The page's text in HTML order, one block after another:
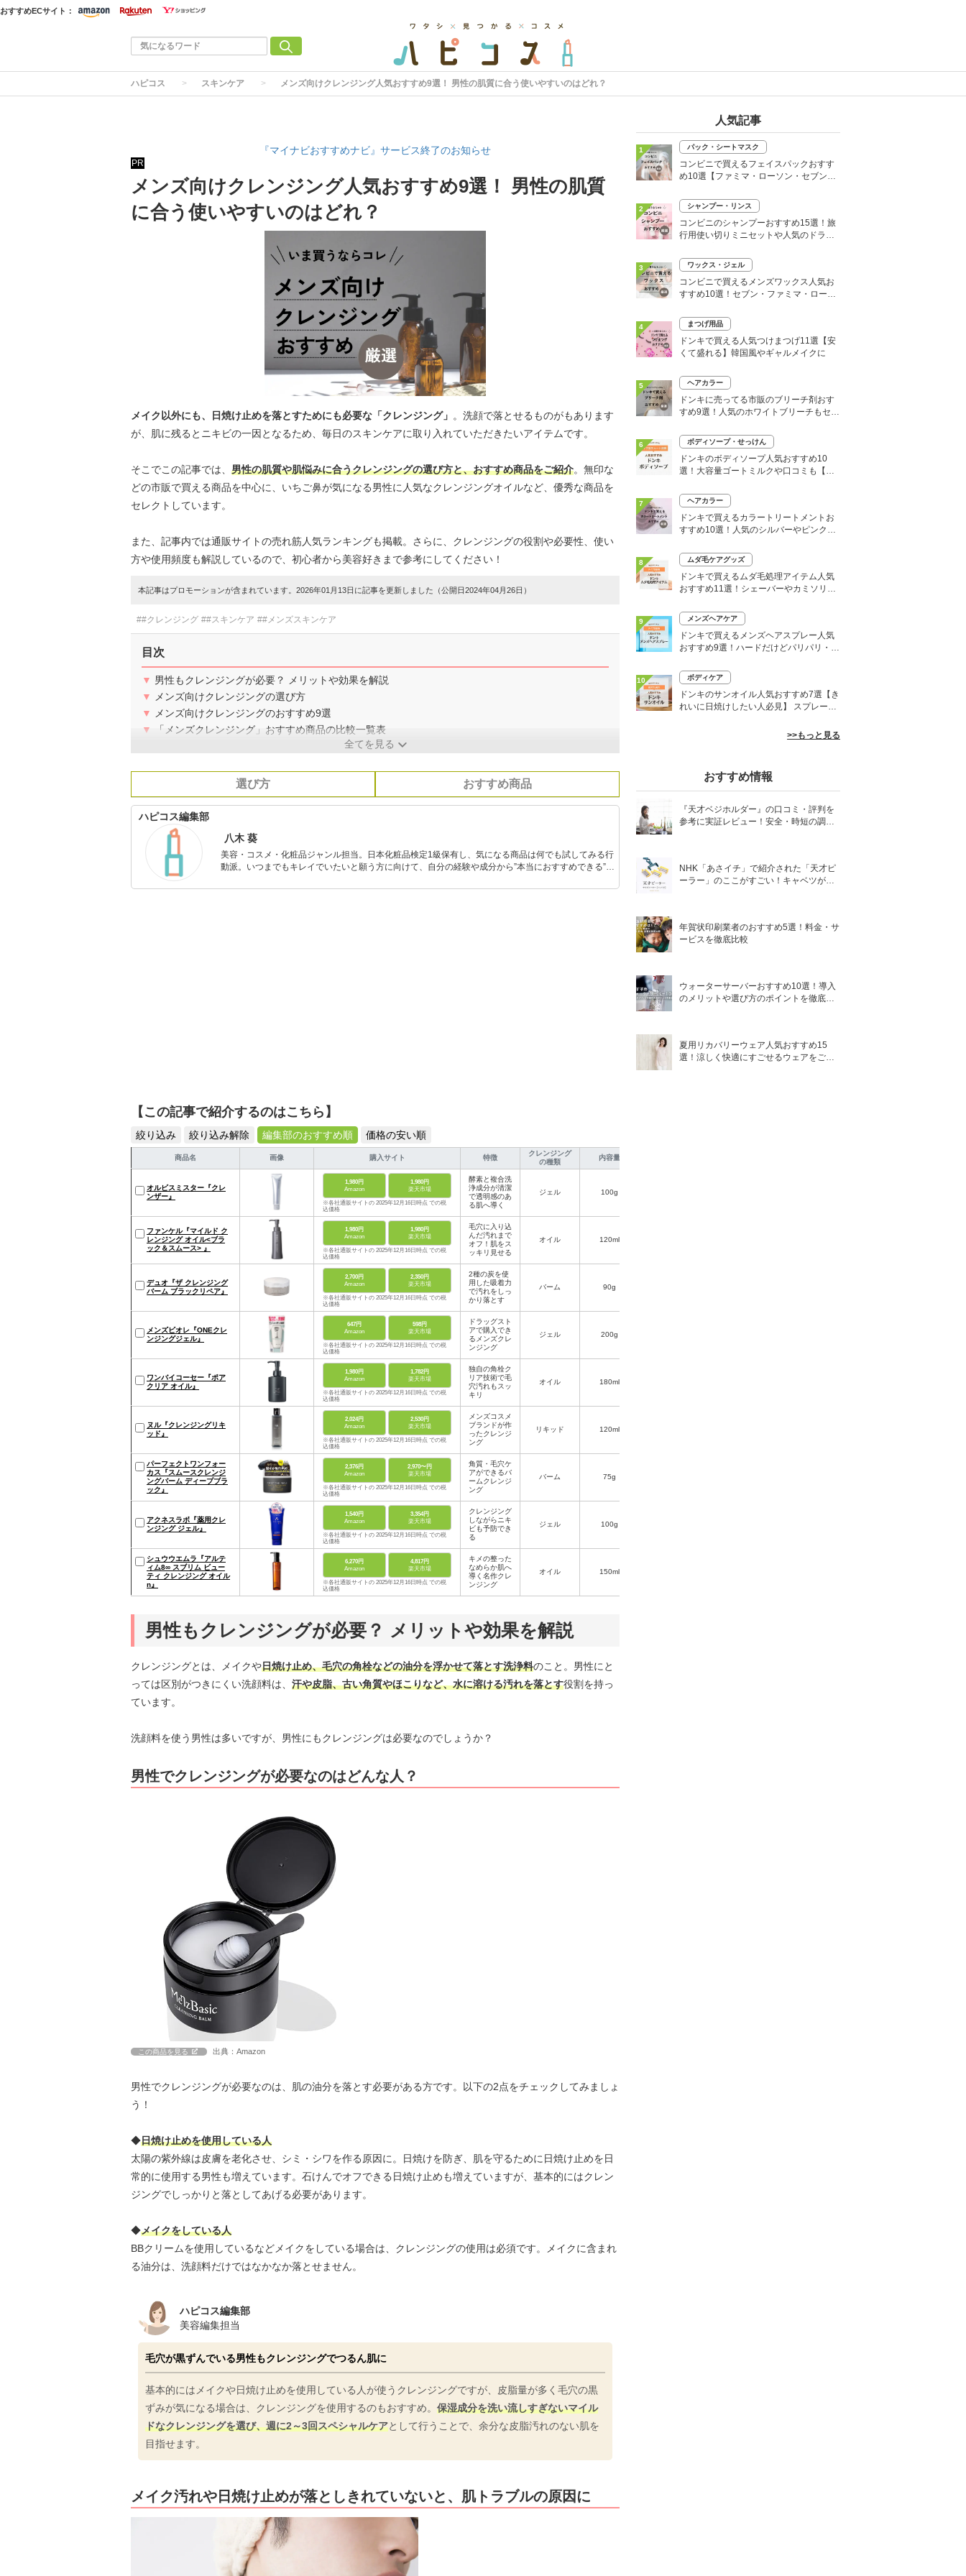
おすすめECサイト：
ハピコス スキンケア メンズ向けクレンジング人気おすすめ9選！ 男性の肌質に合う使いやすいのはどれ？
『マイナビおすすめナビ』サービス終了のお知らせ
PR
メンズ向けクレンジング人気おすすめ9選！ 男性の肌質
に合う使いやすいのはどれ？
メイク以外にも、日焼け止めを落とすためにも必要な「クレンジング」 。洗顔で落とせるものがもあります
が、肌に残るとニキビの一因となるため、毎日のスキンケアに取り入れていただきたいアイテムです。
そこでこの記事では、 男性の肌質や肌悩みに合うクレンジングの選び方と、おすすめ商品をご紹介。無印な
どの市販で買える商品を中心に、いちご鼻が気になる男性に人気なクレンジングオイルなど、優秀な商品を
セレクトしています。
また、記事内では通販サイトの売れ筋人気ランキングも掲載。さらに、クレンジングの役割や必要性、使い
方や使用頻度も解説しているので、初心者から美容好きまで参考にしてください！
本記事はプロモーションが含まれています。2026年01月13日に記事を更新しました（公開日2024年04月26日）
##クレンジング ##スキンケア ##メンズスキンケア
目次
▼ 男性もクレンジングが必要？ メリットや効果を解説
▼
メンズ向けクレンジングの選び方
▼
メンズ向けクレンジングのおすすめ9選
▼
「メンズクレンジング」おすすめ商品の比較一覧表
全てを見る
選び方 おすすめ商品
ハピコス編集部
八木 葵
美容・コスメ・化粧品ジャンル担当。日本化粧品検定1級保有し、気になる商品は何でも試してみる行
動派。いつまでもキレイでいたいと願う方に向けて、自分の経験や成分から”本当におすすめできる”も
【この記事で紹介するのはこちら】
絞り込み 絞り込み解除 編集部のおすすめ順 価格の安い順
商品名 画像 購入サイト 特徴
クレンジング
の種類
内容量
オルビスミスター『クレ
ンザー』
1,980円
Amazon
1,980円
楽天市場
※各社通販サイトの 2025年12月16日時点 での税
込価格
酵素と複合洗
浄成分が清潔
で透明感のあ
る肌へ導く
ジェル 100g
ファンケル『マイルド ク
レンジング オイル<ブラ
ック＆スムース> 』
1,980円
Amazon
1,980円
楽天市場
※各社通販サイトの 2025年12月16日時点 での税
込価格
毛穴に入り込
んだ汚れまで
オフ！肌をス
ッキリ見せる
オイル 120ml
デュオ『ザ クレンジング
バーム ブラックリペア』
2,700円
Amazon
2,350円
楽天市場
※各社通販サイトの 2025年12月16日時点 での税
込価格
2種の炭を使
用した吸着力
で汚れをしっ
かり落とす
バーム 90g
メンズビオレ『ONEクレ
ンジングジェル』
647円
Amazon
598円
楽天市場
※各社通販サイトの 2025年12月16日時点 での税
込価格
ドラッグスト
アで購入でき
るメンズクレ
ンジング
ジェル 200g
ワンバイコーセー『ポア
クリア オイル』
1,980円
Amazon
1,782円
楽天市場
※各社通販サイトの 2025年12月16日時点 での税
込価格
独自の角栓ク
リア技術で毛
穴汚れもスッ
キリ
オイル 180ml
ヌル『クレンジングリキ
ッド』
2,024円
Amazon
2,530円
楽天市場
※各社通販サイトの 2025年12月16日時点 での税
込価格
メンズコスメ
ブランドが作
ったクレンジ
ング
リキッド 120ml
パーフェクトワンフォー
カス『スムースクレンジ
ングバーム ディープブラ
ック』
2,376円
Amazon
2,970〜円
楽天市場
※各社通販サイトの 2025年12月16日時点 での税
込価格
角質・毛穴ケ
アができるバ
ームクレンジ
ング
バーム 75g
アクネスラボ『薬用クレ
ンジング ジェル』
1,540円
Amazon
3,354円
楽天市場
※各社通販サイトの 2025年12月16日時点 での税
込価格
クレンジング
しながらニキ
ビも予防でき
る
ジェル 100g
シュウウエムラ『アルテ
ィム8∞ スブリム ビュー
ティ クレンジング オイル
n』
6,270円
Amazon
4,817円
楽天市場
※各社通販サイトの 2025年12月16日時点 での税
込価格
キメの整った
なめらか肌へ
導く名作クレ
ンジング
オイル 150ml
男性もクレンジングが必要？ メリットや効果を解説
クレンジングとは、メイクや日焼け止め、毛穴の角栓などの油分を浮かせて落とす洗浄料のこと。男性にと
っては区別がつきにくい洗顔料は、 汗や皮脂、古い角質やほこりなど、水に溶ける汚れを落とす役割を持っ
ています。
洗顔料を使う男性は多いですが、男性にもクレンジングは必要なのでしょうか？
男性でクレンジングが必要なのはどんな人？
この商品を見る 出典：Amazon
男性でクレンジングが必要なのは、肌の油分を落とす必要がある方です。以下の2点をチェックしてみましょ
う！
◆日焼け止めを使用している人
太陽の紫外線は皮膚を老化させ、シミ・シワを作る原因に。日焼けを防ぎ、肌を守るために日焼け止めを日
常的に使用する男性も増えています。石けんでオフできる日焼け止めも増えていますが、基本的にはクレン
ジングでしっかりと落としてあげる必要があります。
◆メイクをしている人
BBクリームを使用しているなどメイクをしている場合は、クレンジングの使用は必須です。メイクに含まれ
る油分は、洗顔料だけではなかなか落とせません。
ハピコス編集部
美容編集担当
毛穴が黒ずんでいる男性もクレンジングでつるん肌に
基本的にはメイクや日焼け止めを使用している人が使うクレンジングですが、皮脂量が多く毛穴の黒
ずみが気になる場合は、クレンジングを使用するのもおすすめ。 保湿成分を洗い流しすぎないマイル
ドなクレンジングを選び、週に2～3回スペシャルケアとして行うことで、余分な皮脂汚れのない肌を
目指せます。
メイク汚れや日焼け止めが落としきれていないと、肌トラブルの原因に
人気記事
1 パック・シートマスク
コンビニで買えるフェイスパックおすす
め10選【ファミマ・ローソン・セブン】
2 シャンプー・リンス
コンビニのシャンプーおすすめ15選！旅
行用使い切りミニセットや人気のドライ
3 ワックス・ジェル
コンビニで買えるメンズワックス人気お
すすめ10選！セブン・ファミマ・ローソ
4 まつげ用品
ドンキで買える人気つけまつげ11選【安
くて盛れる】韓国風やギャルメイクに
5 ヘアカラー
ドンキに売ってる市販のブリーチ剤おす
すめ9選！人気のホワイトブリーチもセル
6 ボディソープ・せっけん
ドンキのボディソープ人気おすすめ10
選！大容量ゴートミルクや口コミも【い
7 ヘアカラー
ドンキで買えるカラートリートメントお
すすめ10選！人気のシルバーやピンク、
8 ムダ毛ケアグッズ
ドンキで買えるムダ毛処理アイテム人気
おすすめ11選！シェーバーやカミソリな
9 メンズヘアケア
ドンキで買えるメンズヘアスプレー人気
おすすめ9選！ハードだけどパリパリ・白
10 ボディケア
ドンキのサンオイル人気おすすめ7選【き
れいに日焼けしたい人必見】 スプレーや
>>もっと見る
おすすめ情報
『天才ベジホルダー』の口コミ・評判を
参考に実証レビュー！安全・時短の調理
NHK「あさイチ」で紹介された「天才ピ
ーラー」のここがすごい！キャベツがほ
年賀状印刷業者のおすすめ5選！料金・サ
ービスを徹底比較
ウォーターサーバーおすすめ10選！導入
のメリットや選び方のポイントを徹底解
夏用リカバリーウェア人気おすすめ15
選！涼しく快適にすごせるウェアをご紹